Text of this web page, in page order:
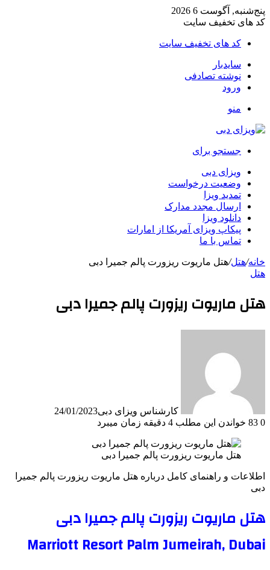
پنج‌شنبه, آگوست 6 2026
کد های تخفیف سایت
کد های تخفیف سایت
سایدبار
نوشته تصادفی
ورود
منو
جستجو برای
ویزای دبی
وضعیت درخواست
تمدید ویزا
ارسال مجدد مدارک
دانلود ویزا
پیکاپ ویزای آمریکا از امارات
تماس با ما
خانه/هتل/هتل ماریوت ریزورت پالم جمیرا دبی
هتل
هتل ماریوت ریزورت پالم جمیرا دبی
کارشناس ویزای دبی24/01/2023
0
خواندن این مطلب 4 دقیقه زمان میبرد
هتل ماریوت ریزورت پالم جمیرا دبی
اطلاعات و راهنمای کامل درباره هتل ماریوت ریزورت پالم جمیرا
دبی
هتل ماریوت ریزورت پالم جمیرا دبی
Marriott Resort Palm Jumeirah, Dubai